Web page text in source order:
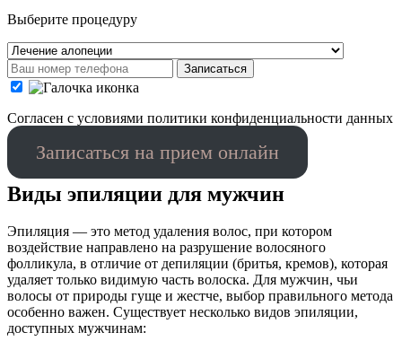
Выберите процедуру
Записаться
Cогласен с условиями политики конфиденциальности данных
Записаться на прием онлайн
Виды эпиляции для мужчин
Эпиляция — это метод удаления волос, при котором
воздействие направлено на разрушение волосяного
фолликула, в отличие от депиляции (бритья, кремов), которая
удаляет только видимую часть волоска. Для мужчин, чьи
волосы от природы гуще и жестче, выбор правильного метода
особенно важен. Существует несколько видов эпиляции,
доступных мужчинам: